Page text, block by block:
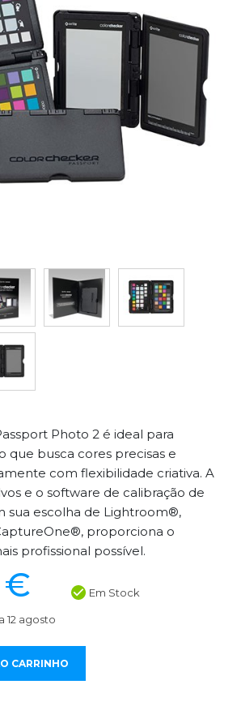
Photo 2 é ideal para
que busca cores precisas e
com flexibilidade criativa. A
e o software de calibração de
sua escolha de Lightroom®,
proporciona o
profissional possível.
€ Em Stock
12 agosto
CARRINHO